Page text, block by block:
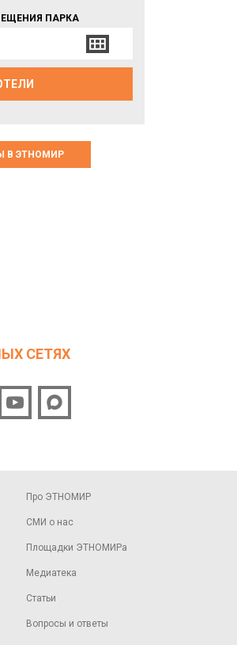
ПАРКА
В ЭТНОМИР
СЕТЯХ
Про ЭТНОМИР
СМИ о нас
Площадки ЭТНОМИРа
Медиатека
Статьи
Вопросы и ответы